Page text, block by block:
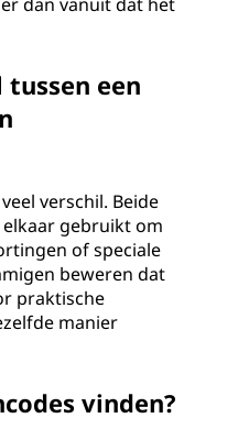
een
verschil. Beide
gebruikt om
of speciale
beweren dat
praktische
manier
vinden?